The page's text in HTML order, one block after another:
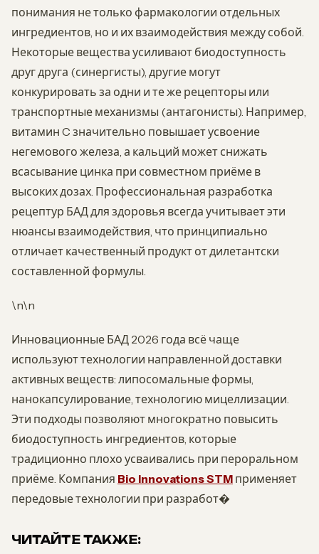
понимания не только фармакологии отдельных
ингредиентов, но и их взаимодействия между собой.
Некоторые вещества усиливают биодоступность
друг друга (синергисты), другие могут
конкурировать за одни и те же рецепторы или
транспортные механизмы (антагонисты). Например,
витамин C значительно повышает усвоение
негемового железа, а кальций может снижать
всасывание цинка при совместном приёме в
высоких дозах. Профессиональная разработка
рецептур БАД для здоровья всегда учитывает эти
нюансы взаимодействия, что принципиально
отличает качественный продукт от дилетантски
составленной формулы.
\n\n
Инновационные БАД 2026 года всё чаще
используют технологии направленной доставки
активных веществ: липосомальные формы,
нанокапсулирование, технологию мицеллизации.
Эти подходы позволяют многократно повысить
биодоступность ингредиентов, которые
традиционно плохо усваивались при пероральном
приёме. Компания Bio Innovations STM применяет
передовые технологии при разработ�
ЧИТАЙТЕ ТАКЖЕ: